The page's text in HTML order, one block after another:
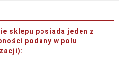
sklepu posiada jeden z
podany w polu
: